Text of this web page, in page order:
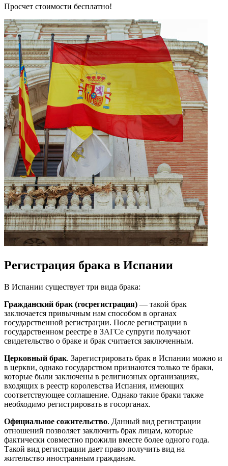
Просчет стоимости бесплатно!
Регистрация брака в Испании
В Испании существует три вида брака:
Гражданский брак (госрегистрация) — такой брак
заключается привычным нам способом в органах
государственной регистрации. После регистрации в
государственном реестре в ЗАГСе супруги получают
свидетельство о браке и брак считается заключенным.
Церковный брак. Зарегистрировать брак в Испании можно и
в церкви, однако государством признаются только те браки,
которые были заключены в религиозных организациях,
входящих в реестр королевства Испания, имеющих
соответствующее соглашение. Однако такие браки также
необходимо регистрировать в госорганах.
Официальное сожительство. Данный вид регистрации
отношений позволяет заключить брак лицам, которые
фактически совместно прожили вместе более одного года.
Такой вид регистрации дает право получить вид на
жительство иностранным гражданам.